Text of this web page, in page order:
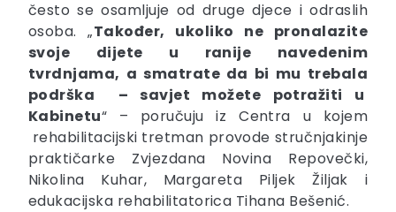
često se osamljuje od druge djece i odraslih
osoba. „Također, ukoliko ne pronalazite
svoje dijete u ranije navedenim
tvrdnjama, a smatrate da bi mu trebala
podrška – savjet možete potražiti u
Kabinetu“ – poručuju iz Centra u kojem
rehabilitacijski tretman provode stručnjakinje
praktičarke Zvjezdana Novina Repovečki,
Nikolina Kuhar, Margareta Piljek Žiljak i
edukacijska rehabilitatorica Tihana Bešenić.